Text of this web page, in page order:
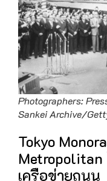
Photographers:
Sankei Archive/
Tokyo
Metropolitan
เครือข่ายถนน